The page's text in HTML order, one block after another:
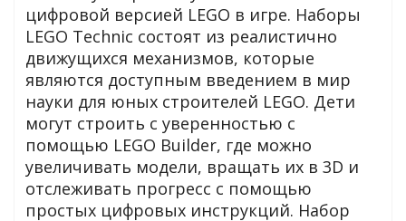
цифровой версией LEGO в игре. Наборы
LEGO Technic состоят из реалистично
движущихся механизмов, которые
являются доступным введением в мир
науки для юных строителей LEGO. Дети
могут строить с уверенностью с
помощью LEGO Builder, где можно
увеличивать модели, вращать их в 3D и
отслеживать прогресс с помощью
простых цифровых инструкций. Набор